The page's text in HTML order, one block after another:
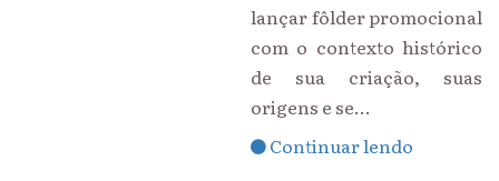
lançar fôlder promocional
com o contexto histórico
de sua criação, suas
origens e se...
Continuar lendo